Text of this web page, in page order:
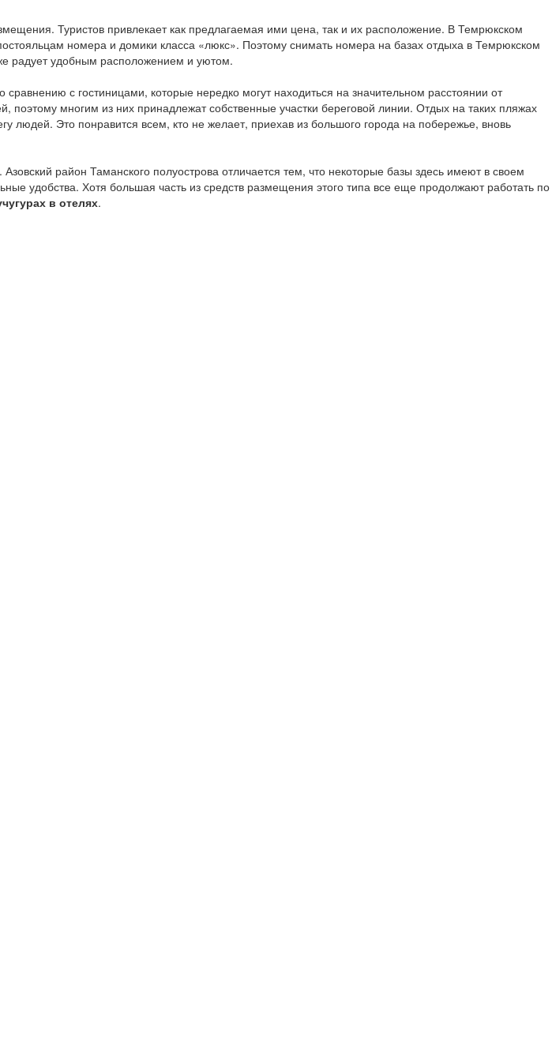
Туристов привлекает как предлагаемая ими цена, так и их расположение. В Темрюкском
номера и домики класса «люкс». Поэтому снимать номера на базах отдыха в Темрюкском
радует удобным расположением и уютом.
с гостиницами, которые нередко могут находиться на значительном расстоянии от
многим из них принадлежат собственные участки береговой линии. Отдых на таких пляжах
Это понравится всем, кто не желает, приехав из большого города на побережье, вновь
район Таманского полуострова отличается тем, что некоторые базы здесь имеют в своем
удобства. Хотя большая часть из средств размещения этого типа все еще продолжают работать по
в отелях.